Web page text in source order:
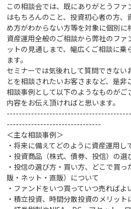
この相談会では、既にありがとうフ
はもちろんのこと、投資初心者の方
め方がわからない方等を対象に個別に
資産運用全般のご相談から弊社のフ
ットの見通しまで、幅広くご相談に乗
ます。
セミナーでは気後れして質問できない
とを相談されたいお客さまなど、是非
相談事例として以下のようなものがご
内容をお伝え頂ければと思います。
-------------------------------
＜主な相談事例＞
・将来に備えてどのように資産運用し
・投資商品（株式、債券、投信）の選
・投信の選び方・買い方、どこで買
販・ネット・直販）について
・ファンドをいつ買っていつ売ればよ
・積立投資、時間分散投資のメリット